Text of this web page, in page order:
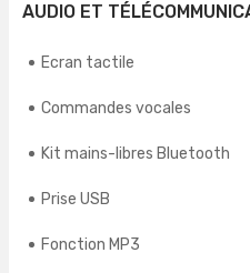
AUDIO ET
Ecran tactile
Commandes vocales
Kit mains-libres Bluetooth
Prise USB
Fonction MP3